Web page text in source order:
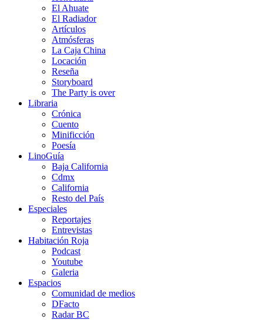
El Ahuate
El Radiador
Artículos
Atmósferas
La Caja China
Locación
Reseña
Storyboard
The Party is over
Libraria
Crónica
Cuento
Minificción
Poesía
LinoGuía
Baja California
Cdmx
California
Resto del País
Especiales
Reportajes
Entrevistas
Habitación Roja
Podcast
Youtube
Galeria
Espacios
Comunidad de medios
DFacto
Radar BC